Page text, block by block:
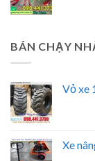
BÁN CHẠY
Vỏ xe
Xe